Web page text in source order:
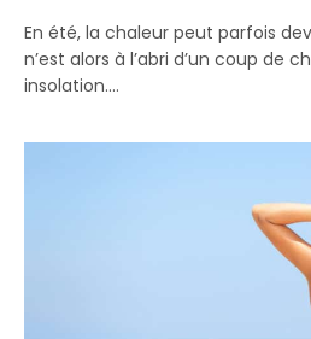
En été, la chaleur peut parfois
n’est alors à l’abri d’un coup de
insolation.…